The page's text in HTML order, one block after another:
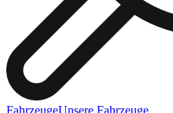
FahrzeugeUnsere Fahrzeuge